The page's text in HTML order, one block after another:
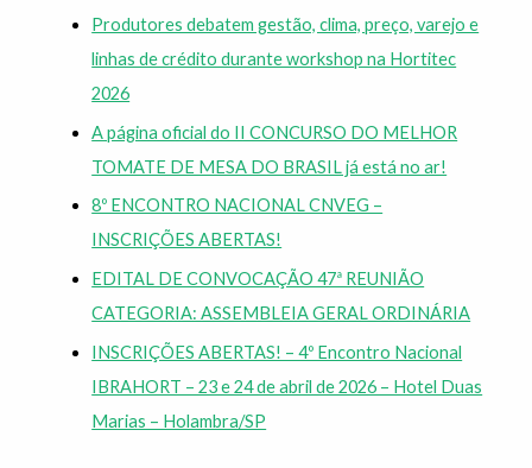
Produtores debatem gestão, clima, preço, varejo e
linhas de crédito durante workshop na Hortitec
2026
A página oficial do II CONCURSO DO MELHOR
TOMATE DE MESA DO BRASIL já está no ar!
8º ENCONTRO NACIONAL CNVEG –
INSCRIÇÕES ABERTAS!
EDITAL DE CONVOCAÇÃO 47ª REUNIÃO
CATEGORIA: ASSEMBLEIA GERAL ORDINÁRIA
INSCRIÇÕES ABERTAS! – 4º Encontro Nacional
IBRAHORT – 23 e 24 de abril de 2026 – Hotel Duas
Marias – Holambra/SP